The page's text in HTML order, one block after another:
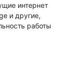
интернет
и другие,
работы